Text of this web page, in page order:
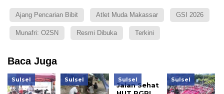
Ajang Pencarian Bibit Atlet Muda Makassar GSI 2026
Munafri: O2SN Resmi Dibuka Terkini
Baca Juga
Sulsel Sulsel Sulsel
Jalan Sehat
Sulsel